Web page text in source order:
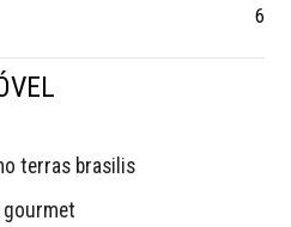
6
terras brasilis
gourmet